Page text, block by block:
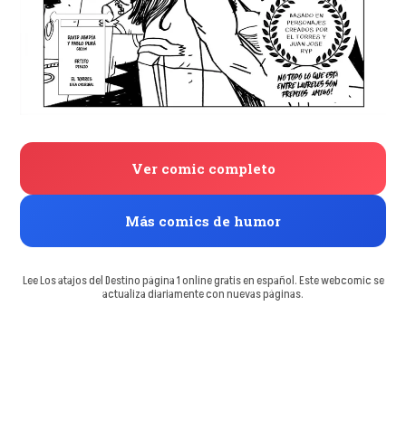
Ver comic completo
Más comics de humor
Lee Los atajos del Destino página 1 online gratis en español. Este webcomic se
actualiza diariamente con nuevas páginas.